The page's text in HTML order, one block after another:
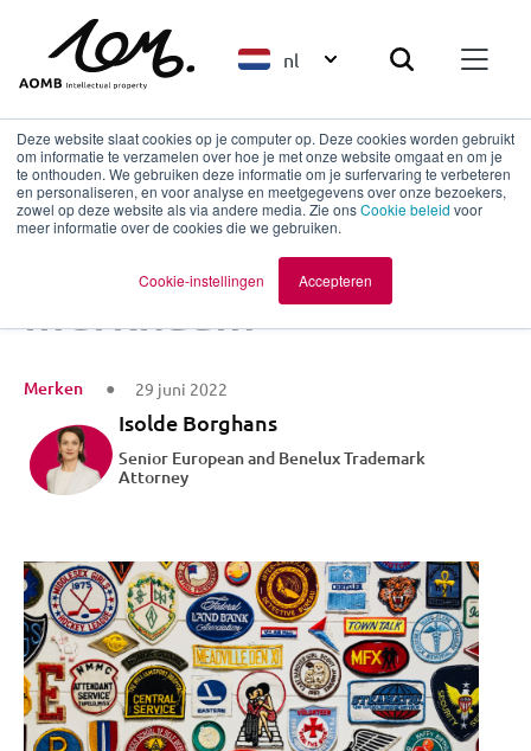
Deze website slaat cookies op je computer op. Deze cookies worden gebruikt
om informatie te verzamelen over hoe je met onze website omgaat en om je
te onthouden. We gebruiken deze informatie om je surfervaring te verbeteren
en personaliseren, en voor analyse en meetgegevens over onze bezoekers,
zowel op deze website als via andere media. Zie onsCookie beleid voor
meer informatie over de cookies die we gebruiken.
Cookie-instellingen Accepteren
nl
Terug naar overzicht
Eigen naam als
merknaam
Merken 29 juni 2022
Isolde Borghans
Senior European and Benelux Trademark
Attorney